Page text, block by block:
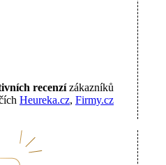
recenzízákazníků
Heureka.cz, Firmy.cz